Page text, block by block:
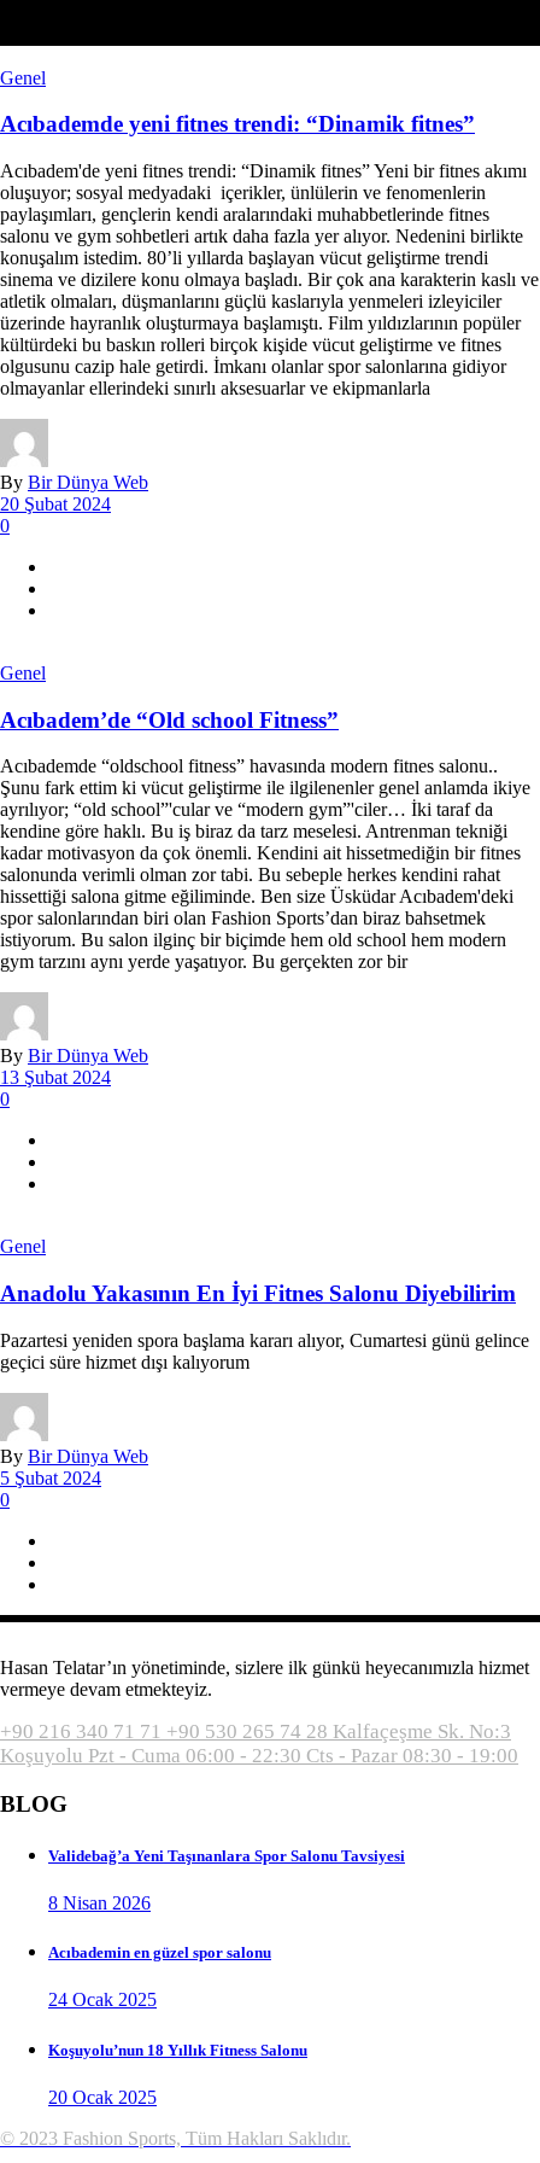
Genel
Acıbademde yeni fitnes trendi: “Dinamik fitnes”
Acıbadem'de yeni fitnes trendi: “Dinamik fitnes” Yeni bir fitnes akımı
oluşuyor; sosyal medyadaki içerikler, ünlülerin ve fenomenlerin
paylaşımları, gençlerin kendi aralarındaki muhabbetlerinde fitnes
salonu ve gym sohbetleri artık daha fazla yer alıyor. Nedenini birlikte
konuşalım istedim. 80’li yıllarda başlayan vücut geliştirme trendi
sinema ve dizilere konu olmaya başladı. Bir çok ana karakterin kaslı ve
atletik olmaları, düşmanlarını güçlü kaslarıyla yenmeleri izleyiciler
üzerinde hayranlık oluşturmaya başlamıştı. Film yıldızlarının popüler
kültürdeki bu baskın rolleri birçok kişide vücut geliştirme ve fitnes
olgusunu cazip hale getirdi. İmkanı olanlar spor salonlarına gidiyor
olmayanlar ellerindeki sınırlı aksesuarlar ve ekipmanlarla
By Bir Dünya Web
20 Şubat 2024
0
Genel
Acıbadem’de “Old school Fitness”
Acıbademde “oldschool fitness” havasında modern fitnes salonu..
Şunu fark ettim ki vücut geliştirme ile ilgilenenler genel anlamda ikiye
ayrılıyor; “old school”'cular ve “modern gym”'ciler… İki taraf da
kendine göre haklı. Bu iş biraz da tarz meselesi. Antrenman tekniği
kadar motivasyon da çok önemli. Kendini ait hissetmediğin bir fitnes
salonunda verimli olman zor tabi. Bu sebeple herkes kendini rahat
hissettiği salona gitme eğiliminde. Ben size Üsküdar Acıbadem'deki
spor salonlarından biri olan Fashion Sports’dan biraz bahsetmek
istiyorum. Bu salon ilginç bir biçimde hem old school hem modern
gym tarzını aynı yerde yaşatıyor. Bu gerçekten zor bir
By Bir Dünya Web
13 Şubat 2024
0
Genel
Anadolu Yakasının En İyi Fitnes Salonu Diyebilirim
Pazartesi yeniden spora başlama kararı alıyor, Cumartesi günü gelince
geçici süre hizmet dışı kalıyorum
By Bir Dünya Web
5 Şubat 2024
0
Hasan Telatar’ın yönetiminde, sizlere ilk günkü heyecanımızla hizmet
vermeye devam etmekteyiz.
+90 216 340 71 71 +90 530 265 74 28 Kalfaçeşme Sk. No:3
Koşuyolu Pzt - Cuma 06:00 - 22:30 Cts - Pazar 08:30 - 19:00
BLOG
Validebağ’a Yeni Taşınanlara Spor Salonu Tavsiyesi
8 Nisan 2026
Acıbademin en güzel spor salonu
24 Ocak 2025
Koşuyolu’nun 18 Yıllık Fitness Salonu
20 Ocak 2025
© 2023 Fashion Sports, Tüm Hakları Saklıdır.